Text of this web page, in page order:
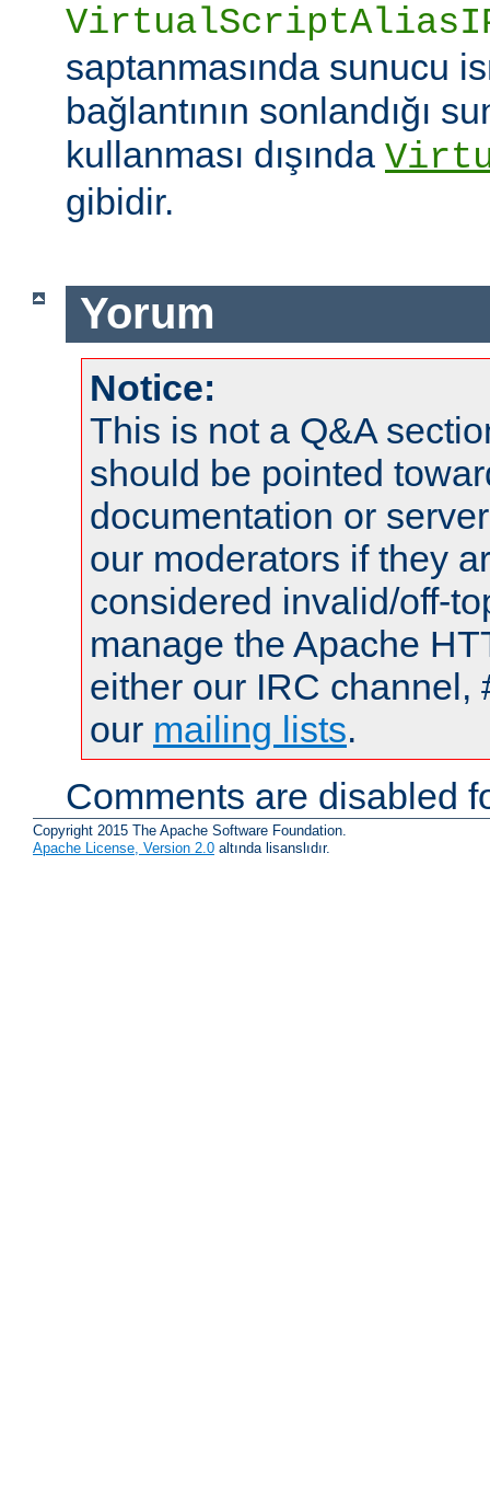
saptanmasında sunucu
bağlantının sonlandığı
kullanması dışında
gibidir.
Yorum
Notice:
This is not a Q&A
should be pointed
documentation or
our moderators if they
considered invalid/off-
manage the Apache
either our IRC channel,
our mailing lists.
Comments are disabled
Copyright 2015 The Apache Software Foundation.
Apache License, Version 2.0 altında lisanslıdır.